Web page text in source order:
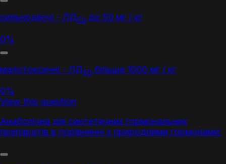
сильнодіючі - ЛД50 до 50 мг / кг
0%
малотоксичні - ЛД50 більше 1000 мг / кг
0%
View this question
Анаболічна дія синтетичних гормональних
препаратів в порівнянні з природними гормонами: